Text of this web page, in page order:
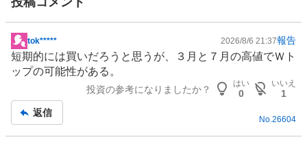
い
い
4
2
%
、
掲
示
板
tok***** 2026/8/6 21:37報告
短期的には買いだろうと思うが、３月と７月の高値でＷト
ップの可能性がある。
投資の参考になりましたか？
はい
0
いいえ
1
返信
No.26604